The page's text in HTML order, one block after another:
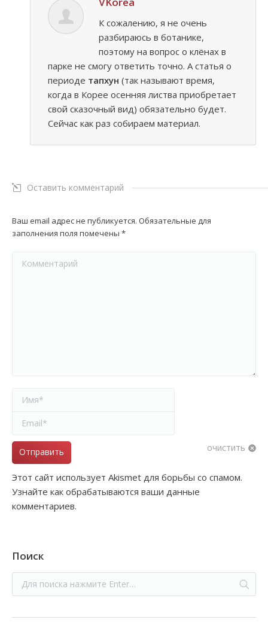
К сожалению, я не очень
разбираюсь в ботанике,
поэтому на вопрос о клёнах в
парке не смогу ответить точно. А статья о
периоде тапхун (так называют время,
когда в Корее осенняя листва приобретает
свой сказочный вид) обязательно будет.
Сейчас как раз собираем материал.
Оставить комментарий
Ваш email адрес не публикуется. Обязательные для
заполнения поля помечены *
Имя *
Email *
очистить
Отправить
Этот сайт использует Akismet для борьбы со спамом.
Узнайте как обрабатываются ваши данные
комментариев.
Поиск